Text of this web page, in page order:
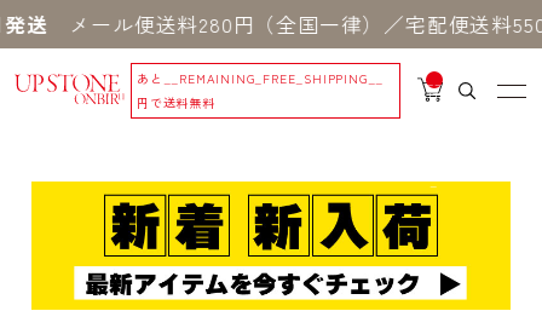
ール便送料280円（全国一律）／宅配便送料550
あと
__REMAINING_FREE_SHIPPING__
円で送料無料
__
IT
_